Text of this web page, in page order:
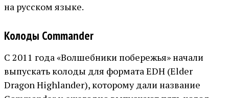
на русском языке.
Колоды Commander
С 2011 года «Волшебники побережья» начали
выпускать колоды для формата EDH (Elder
Dragon Highlander), которому дали название